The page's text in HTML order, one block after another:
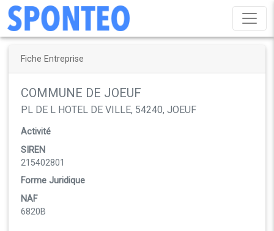
Fiche Entreprise
COMMUNE DE JOEUF
PL DE L HOTEL DE VILLE, 54240, JOEUF
Activité
SIREN
215402801
Forme Juridique
NAF
6820B